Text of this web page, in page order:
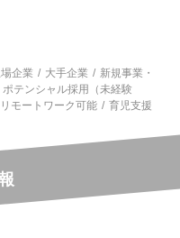
企業 大手企業
新規事業・
ポテンシャル採用（未経験
リモートワーク可能
育児支援